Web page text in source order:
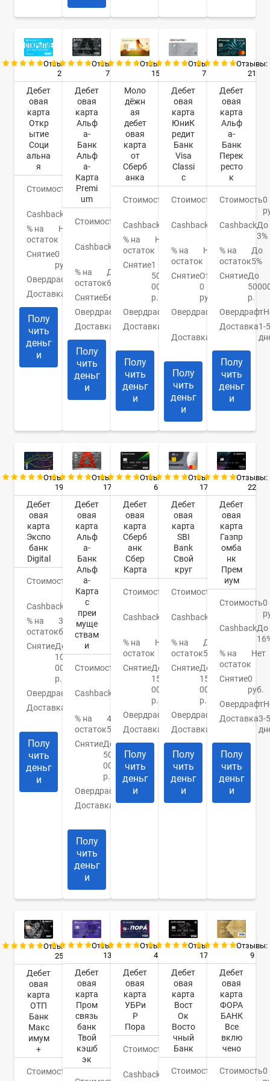
Отзывы:
2
Дебет
овая
карта
Откр
ытие
Соци
альна
я
Стоимость
руб.
Cashback
% на
остаток
Нет
Снятие0
руб.
Овердрафт
Нет
Доставка
Моментально
Полу
чить
деньг
и
Отзывы:
7
Дебет
овая
карта
Альф
а-
Банк
Альф
а-
Карта
Premi
um
Стоимость
Cashback
% на
остаток
До
6%
СнятиеБесплатно
Овердрафт
Нет
Доставка
Курьером
Полу
чить
деньг
и
Отзывы:
15
Моло
дёжн
ая
дебет
овая
карта
от
Сберб
анка
Стоимость
150
Cashback
СПАСИБО
% на
остаток
Нет
Снятие1
500
000
р.
Овердрафт
Нет
Доставка
отделение
Полу
чить
деньг
и
Отзывы:
7
Дебет
овая
карта
ЮниК
редит
Банк
Visa
Classi
c
Стоимость
Cashback
% на
остаток
Нет
СнятиеОт
0
руб.
Овердрафт
0
руб.
Доставка
Полу
чить
деньг
и
Отзывы:
21
Дебет
овая
карта
Альф
а-
Банк
Перек
ресто
к
Стоимость0
CashbackДо
3%
% на
остаток
До
5%
СнятиеДо
р.
Овердрафт
Доставка1-5
Полу
чить
деньг
и
Отзывы:
19
Дебет
овая
карта
Экспо
банк
Digital
Стоимость
руб.
Cashback
Бонусы
% на
остаток
3%
бонусами
СнятиеДо
100
000
р.
Овердрафт
Нет
Доставка
курьер
Полу
чить
деньг
и
Отзывы:
17
Дебет
овая
карта
Альф
а-
Банк
Альф
а-
Карта
с
преи
муще
ствам
и
Стоимость
Cashback
% на
остаток
4-
5%
СнятиеДо
50
000
р.
Овердрафт
Доставка Банк/
Полу
чить
деньг
и
Отзывы:
6
Дебет
овая
карта
Сберб
анк
Сбер
Карта
Стоимость
Cashback
До
% на
остаток
Нет
СнятиеДо
150
000
р.
Овердрафт
Нет
Доставка
Банк
Полу
чить
деньг
и
Отзывы:
17
Дебет
овая
карта
SBI
Bank
Свой
круг
Стоимость0
руб.
Cashback
10%
% на
остаток
До
5,5%
СнятиеДо
150
000
р.
Овердрафт
Нет
Доставка
Полу
чить
деньг
и
Отзывы:
22
Дебет
овая
карта
Газпр
омба
нк
Прем
иум
Стоимость0
CashbackДо
% на
остаток
Нет
Снятие0
руб.
Овердрафт
Доставка3-5
Полу
чить
деньг
и
Отзывы:
25
Дебет
овая
карта
ОТП
Банк
Макс
имум
+
Стоимость0
Отзывы:
13
Дебет
овая
карта
Пром
связь
банк
Твой
кэшб
эк
Отзывы:
4
Дебет
овая
карта
УБРи
Р
Пора
Стоимость
руб.
Cashback
До
Отзывы:
17
Дебет
овая
карта
Вост
Ок
Восто
чный
Банк
Стоимость
Отзывы:
9
Дебет
овая
карта
ФОРА
БАНК
Все
вклю
чено
Стоимость0